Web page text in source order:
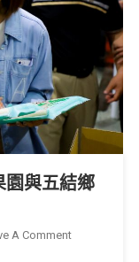
園與五結鄉
A Comment